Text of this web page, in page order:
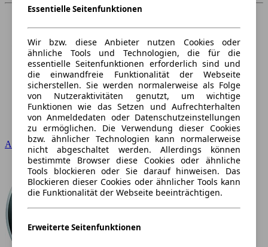
Audi
Essentielle Seitenfunktionen
Wir bzw. diese Anbieter nutzen Cookies oder
ähnliche Tools und Technologien, die für die
essentielle Seitenfunktionen erforderlich sind und
die einwandfreie Funktionalität der Webseite
sicherstellen. Sie werden normalerweise als Folge
von Nutzeraktivitäten genutzt, um wichtige
Funktionen wie das Setzen und Aufrechterhalten
von Anmeldedaten oder Datenschutzeinstellungen
zu ermöglichen. Die Verwendung dieser Cookies
bzw. ähnlicher Technologien kann normalerweise
nicht abgeschaltet werden. Allerdings können
bestimmte Browser diese Cookies oder ähnliche
Tools blockieren oder Sie darauf hinweisen. Das
Blockieren dieser Cookies oder ähnlicher Tools kann
die Funktionalität der Webseite beeinträchtigen.
Erweiterte Seitenfunktionen